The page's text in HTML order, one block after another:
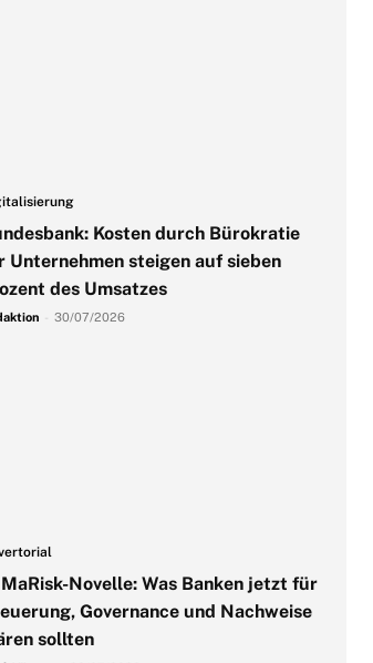
Kosten durch Bürokratie
Unternehmen steigen auf sieben
des Umsatzes
30/07/2026
Novelle: Was Banken jetzt für
Governance und Nachweise
sollten